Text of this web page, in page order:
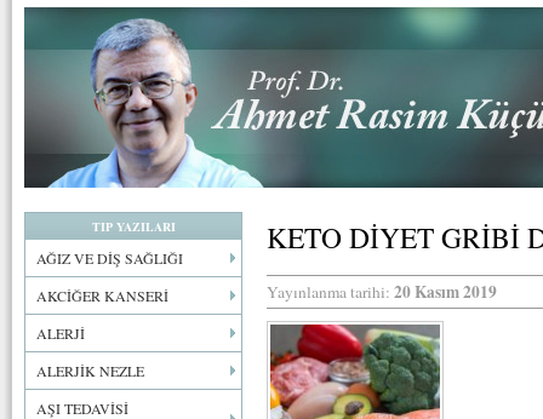
TIP YAZILARI
AĞIZ VE DİŞ SAĞLIĞI
AKCİĞER KANSERİ
ALERJİ
ALERJİK NEZLE
AŞI TEDAVİSİ
KETO DİYET GRİBİ
Yayınlanma tarihi: 20 Kasım 2019